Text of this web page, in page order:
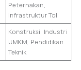
Peternakan,
Infrastruktur Tol
Konstruksi, Industri
UMKM, Pendidikan
Teknik